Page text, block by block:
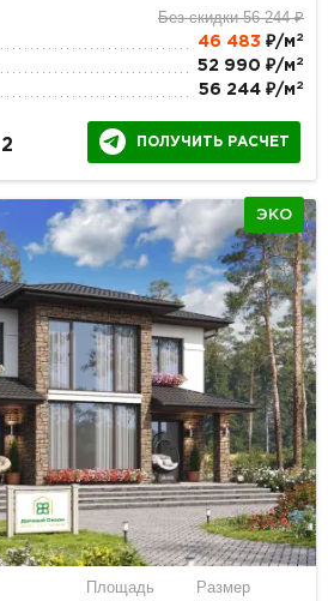
Без скидки 56 244 ₽
46 483 ₽/м 2
52 990 ₽/м 2
56 244 ₽/м 2
2 ПОЛУЧИТЬ РАСЧЕТ
ЭКО
Площадь Размер